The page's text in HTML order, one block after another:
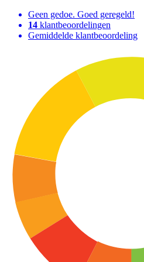
Geen gedoe. Goed geregeld!
14 klantbeoordelingen
Gemiddelde klantbeoordeling